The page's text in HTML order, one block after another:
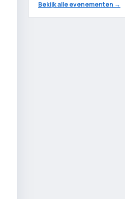
Bekijk alle evenementen →